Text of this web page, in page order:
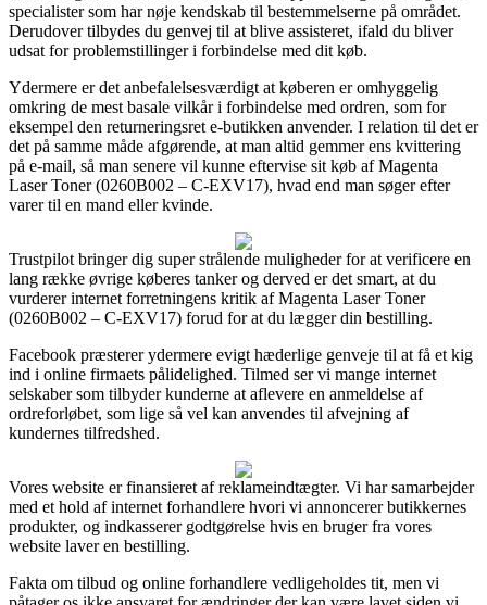
specialister som har nøje kendskab til bestemmelserne på området.
Derudover tilbydes du genvej til at blive assisteret, ifald du bliver
udsat for problemstillinger i forbindelse med dit køb.
Ydermere er det anbefalelsesværdigt at køberen er omhyggelig
omkring de mest basale vilkår i forbindelse med ordren, som for
eksempel den returneringsret e-butikken anvender. I relation til det er
det på samme måde afgørende, at man altid gemmer ens kvittering
på e-mail, så man senere vil kunne eftervise sit køb af Magenta
Laser Toner (0260B002 – C-EXV17), hvad end man søger efter
varer til en mand eller kvinde.
Trustpilot bringer dig super strålende muligheder for at verificere en
lang række øvrige køberes tanker og derved er det smart, at du
vurderer internet forretningens kritik af Magenta Laser Toner
(0260B002 – C-EXV17) forud for at du lægger din bestilling.
Facebook præsterer ydermere evigt hæderlige genveje til at få et kig
ind i online firmaets pålidelighed. Tilmed ser vi mange internet
selskaber som tilbyder kunderne at aflevere en anmeldelse af
ordreforløbet, som lige så vel kan anvendes til afvejning af
kundernes tilfredshed.
Vores website er finansieret af reklameindtægter. Vi har samarbejder
med et hold af internet forhandlere hvori vi annoncerer butikkernes
produkter, og indkasserer godtgørelse hvis en bruger fra vores
website laver en bestilling.
Fakta om tilbud og online forhandlere vedligeholdes tit, men vi